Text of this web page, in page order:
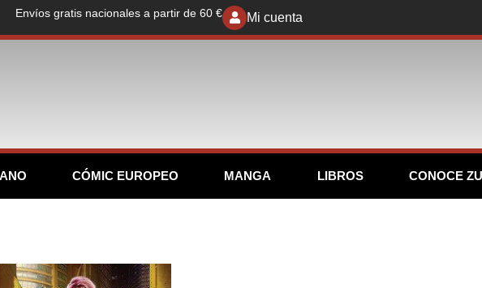
Envíos gratis nacionales a partir de 60 € Mi cuenta
CÓMIC EUROPEO MANGA LIBROS CONOCE